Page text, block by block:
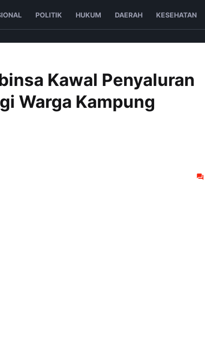
POLITIK HUKUM DAERAH KESEHATAN
Kawal Penyaluran
Warga Kampung